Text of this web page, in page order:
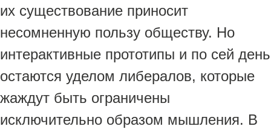
их существование приносит
несомненную пользу обществу. Но
интерактивные прототипы и по сей день
остаются уделом либералов, которые
жаждут быть ограничены
исключительно образом мышления. В